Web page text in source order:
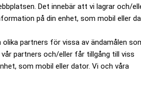
Det innebär att vi lagrar och/
på din enhet, som mobil eller
partners för vissa av ändamålen
partners och/eller får tillgång till viss
som mobil eller dator. Vi och våra